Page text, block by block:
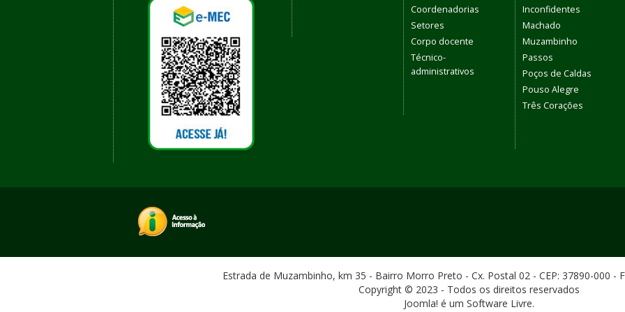
Coordenadorias
Setores
Corpo docente
Técnico-
administrativos
Inconfidentes
Machado
Muzambinho
Passos
Poços de Caldas
Pouso Alegre
Três Corações
Estrada de Muzambinho, km 35 - Bairro Morro Preto - Cx. Postal 02 - CEP: 37890-000 -
Copyright © 2023 - Todos os direitos reservados
Joomla! é um Software Livre.